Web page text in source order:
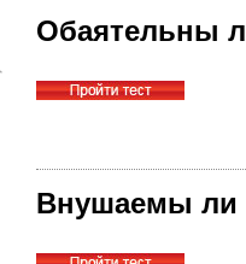
Обаятельны
Внушаемы ли